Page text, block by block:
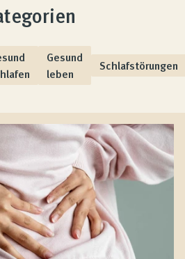
Gesund
leben
Schlafstörungen